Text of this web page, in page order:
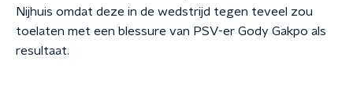
Nijhuis omdat deze in de wedstrijd tegen teveel zou
toelaten met een blessure van PSV-er Gody Gakpo als
resultaat.